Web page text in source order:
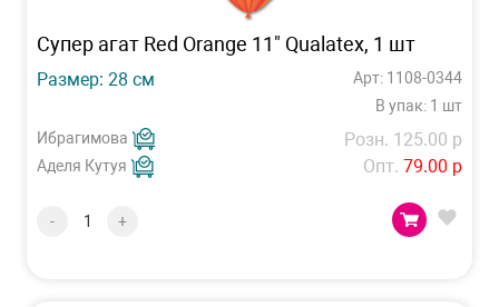
Супер агат Red Orange 11" Qualatex, 1 шт
Размер: 28 см
Арт: 1108-0344
В упак: 1 шт
Ибрагимова
Аделя Кутуя
Розн. 125.00 р
Опт. 79.00 р
- +